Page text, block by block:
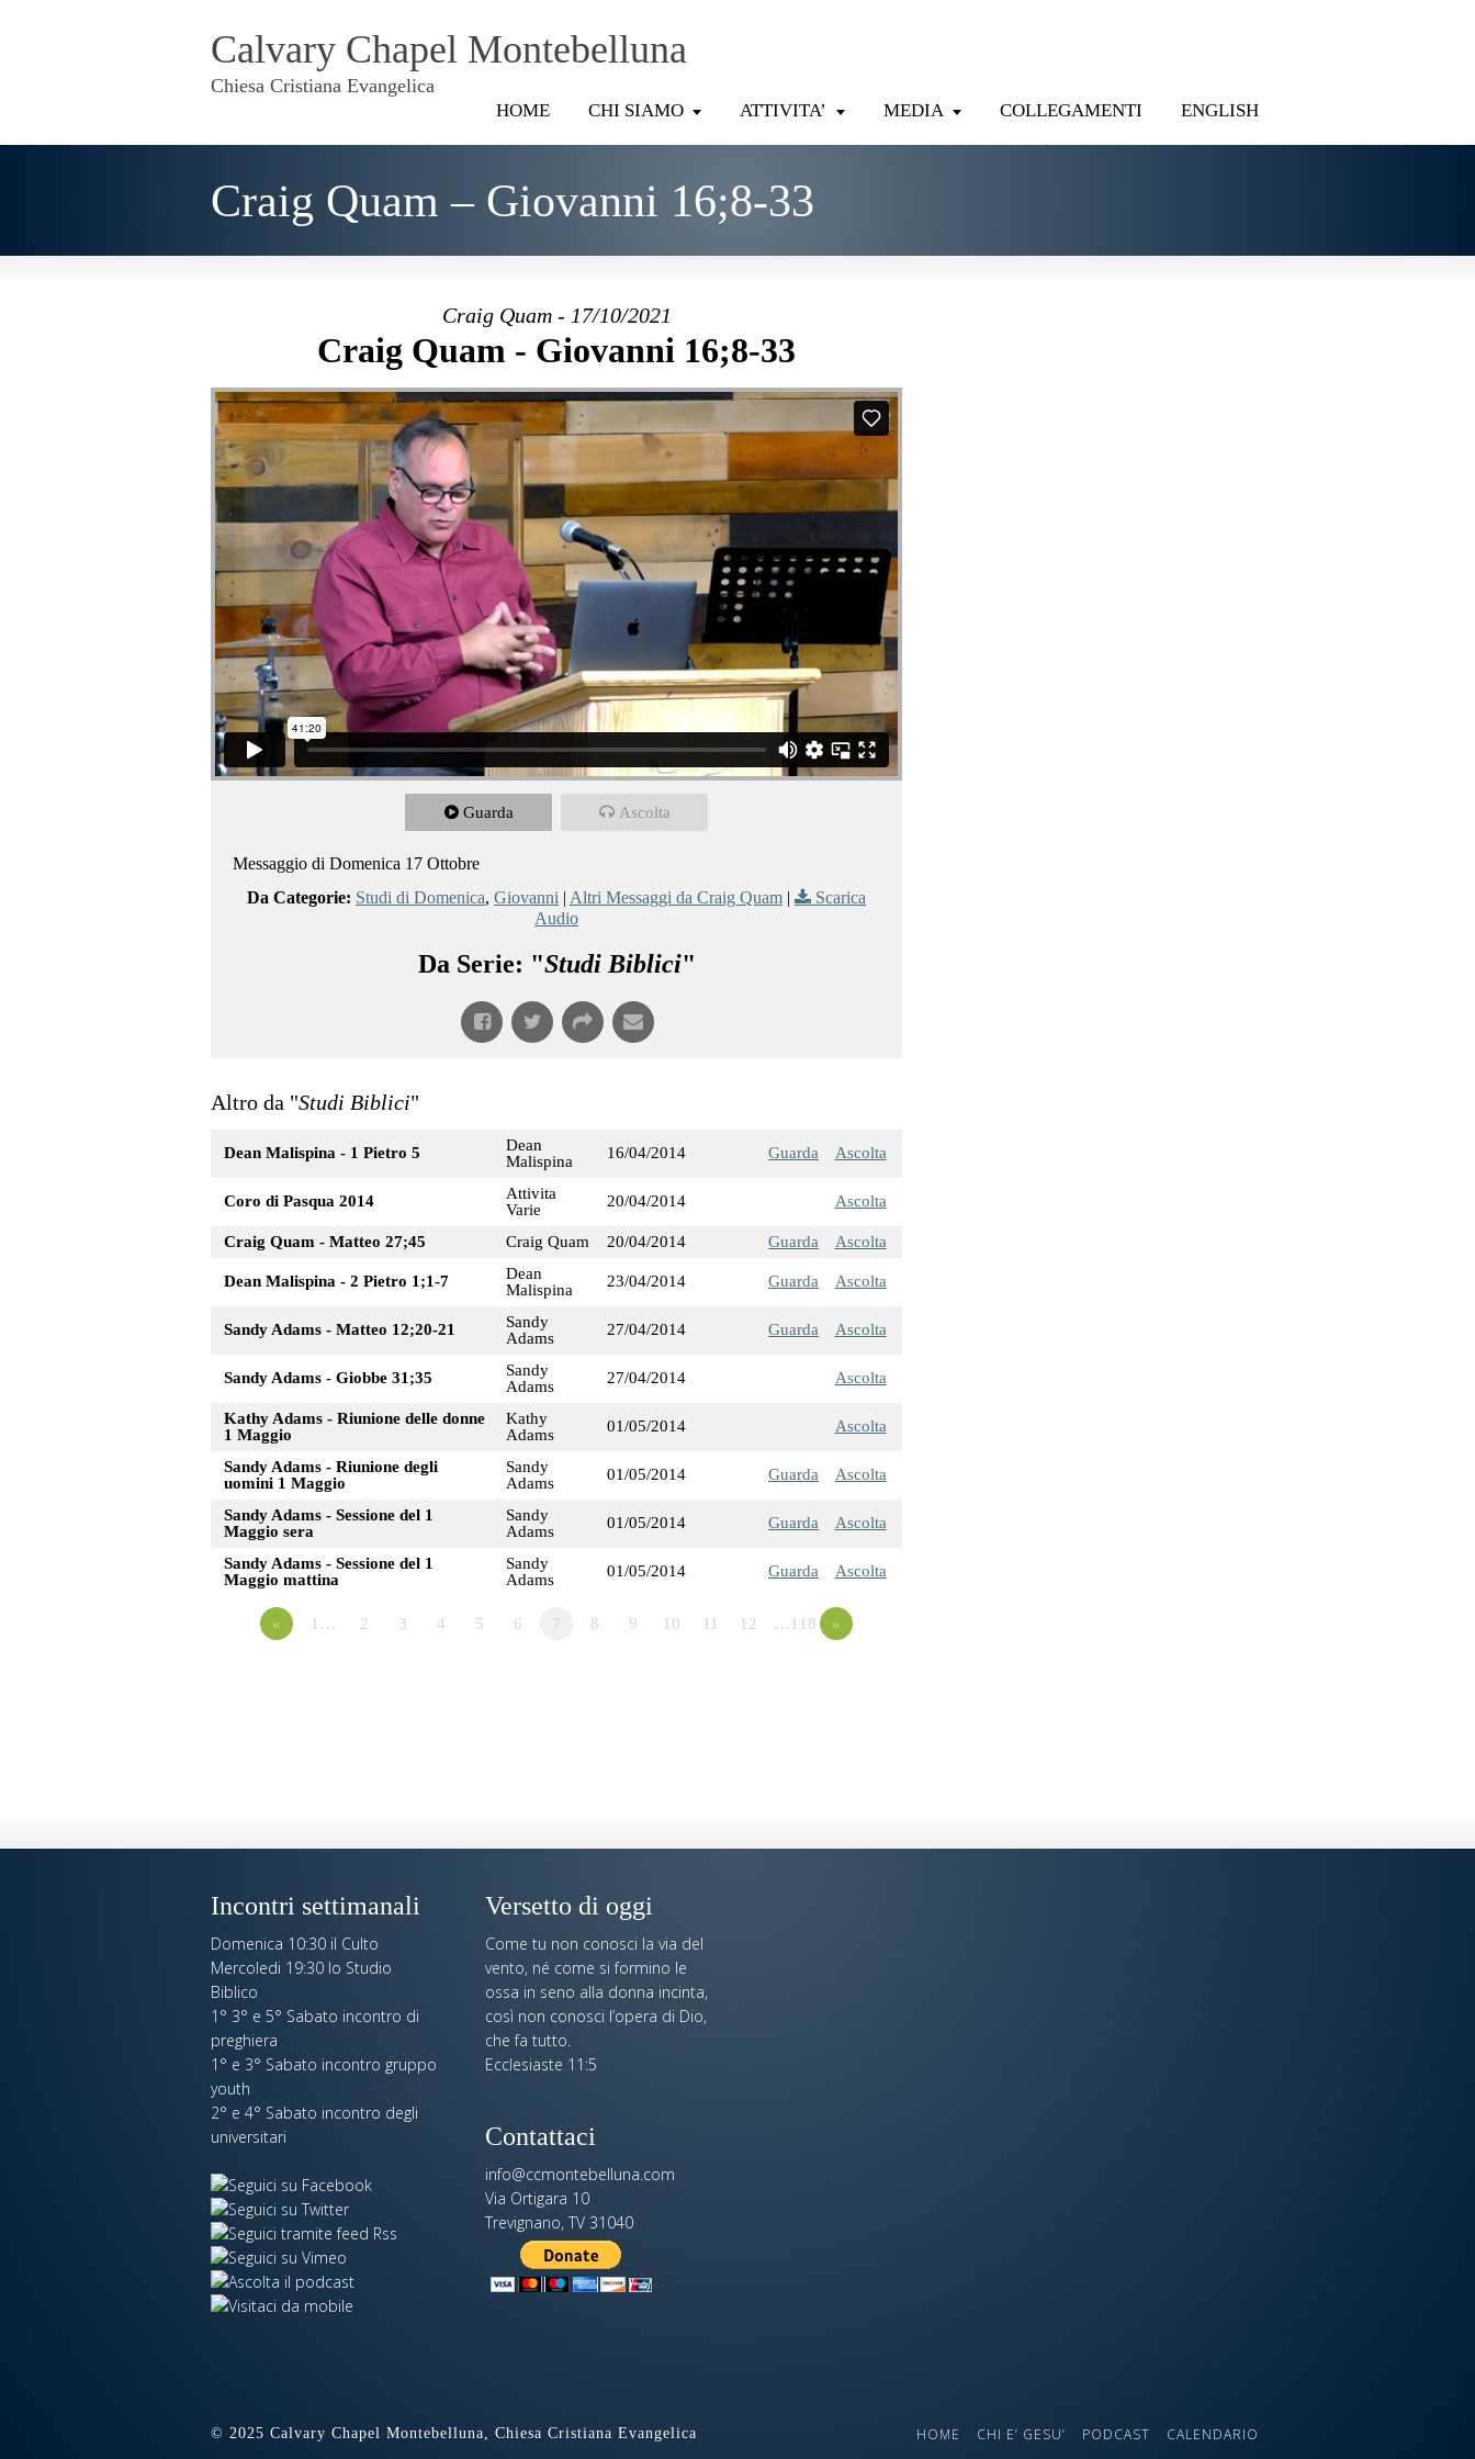
Calvary Chapel Montebelluna
Chiesa Cristiana Evangelica
HOME CHI SIAMO ATTIVITA’ MEDIA COLLEGAMENTI ENGLISH
Craig Quam – Giovanni 16;8-33
Craig Quam - 17/10/2021
Craig Quam - Giovanni 16;8-33
Guarda Ascolta
Messaggio di Domenica 17 Ottobre
Da Categorie: Studi di Domenica, Giovanni | Altri Messaggi da Craig Quam |
Scarica
Audio
Da Serie: "Studi Biblici"
Altro da "Studi Biblici"
Dean Malispina - 1 Pietro 5
Dean
Malispina
16/04/2014 Guarda Ascolta
Coro di Pasqua 2014
Attivita
Varie
20/04/2014 Ascolta
Craig Quam - Matteo 27;45 Craig Quam 20/04/2014 Guarda Ascolta
Dean Malispina - 2 Pietro 1;1-7
Dean
Malispina
23/04/2014 Guarda Ascolta
Sandy Adams - Matteo 12;20-21
Sandy
Adams
27/04/2014 Guarda Ascolta
Sandy Adams - Giobbe 31;35
Sandy
Adams
27/04/2014 Ascolta
Kathy Adams - Riunione delle donne
1 Maggio
Kathy
Adams
01/05/2014 Ascolta
Sandy Adams - Riunione degli
uomini 1 Maggio
Sandy
Adams
01/05/2014 Guarda Ascolta
Sandy Adams - Sessione del 1
Maggio sera
Sandy
Adams
01/05/2014 Guarda Ascolta
Sandy Adams - Sessione del 1
Maggio mattina
Sandy
Adams
01/05/2014 Guarda Ascolta
« 1… 2 3 4 5 6 7 8 9 10 11 12 …118 »
Incontri settimanali
Domenica 10:30 il Culto
Mercoledi 19:30 lo Studio
Biblico
1° 3° e 5° Sabato incontro di
preghiera
1° e 3° Sabato incontro gruppo
youth
2° e 4° Sabato incontro degli
universitari
Versetto di oggi
Come tu non conosci la via del
vento, né come si formino le
ossa in seno alla donna incinta,
così non conosci l’opera di Dio,
che fa tutto.
Ecclesiaste 11:5
Contattaci
info@ccmontebelluna.com
Via Ortigara 10
Trevignano, TV 31040
HOME CHI E’ GESU’ PODCAST CALENDARIO
© 2025 Calvary Chapel Montebelluna, Chiesa Cristiana Evangelica